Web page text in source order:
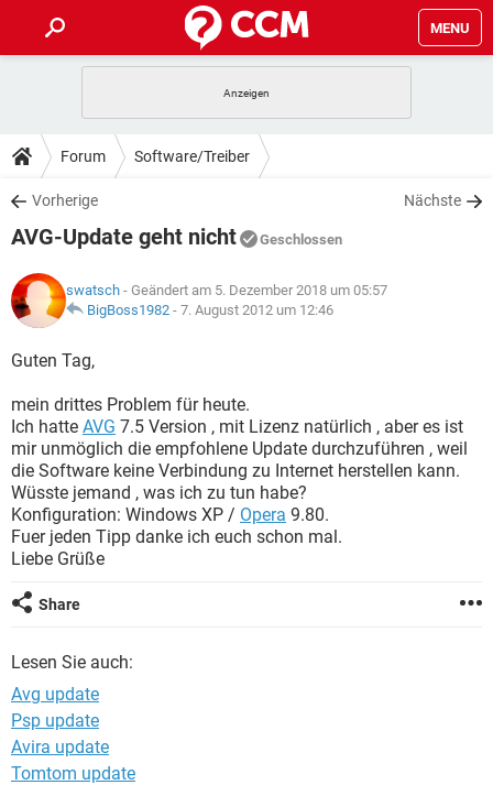
MENU
ANDROID IOS
WINDOWS 10
WHATSAPP TIKTOK
FACEBOOK
TIPPS & TRICKS
SPIELE
WHATSAPP TIKTOK
FACEBOOK
DOWNLOADS
SPIELE STREAMING
ANDROID
WINDOWS 10 INSTAGRAM
WHATSAPP
SPIELE STREAMING
ANDROID
WINDOWS 10
WHATSAPP
FACEBOOK HARDWARE
LEXIKON
SPIELE
WINDOWS 10 INSTAGRAM
WHATSAPP TIKTOK
FACEBOOK HARDWARE
Forum Software/Treiber
Vorherige Nächste
AVG-Update geht nicht Geschlossen
swatsch - Geändert am 5. Dezember 2018 um 05:57
BigBoss1982 - 7. August 2012 um 12:46
Guten Tag,
mein drittes Problem für heute.
Ich hatte AVG 7.5 Version , mit Lizenz natürlich , aber es ist
mir unmöglich die empfohlene Update durchzuführen , weil
die Software keine Verbindung zu Internet herstellen kann.
Wüsste jemand , was ich zu tun habe?
Konfiguration: Windows XP / Opera 9.80.
Fuer jeden Tipp danke ich euch schon mal.
Liebe Grüße
Share
Lesen Sie auch:
Avg update
Psp update
Avira update
Tomtom update